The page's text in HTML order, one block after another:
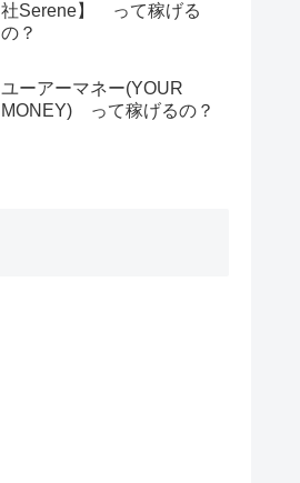
社Serene】 って稼げる
の？
ユーアーマネー(YOUR
MONEY) って稼げるの？